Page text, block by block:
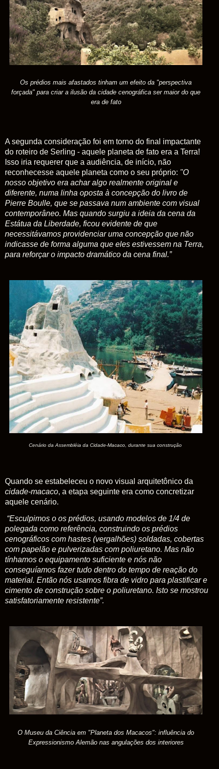
Os prédios mais afastados tinham um efeito da "perspectiva
forçada" para criar a ilusão da cidade cenográfica ser maior do que
era de fato
A segunda consideração foi em torno do final impactante
do roteiro de Serling - aquele planeta de fato era a Terra!
Isso iria requerer que a audiência, de início, não
reconhecesse aquele planeta como o seu próprio: "O
nosso objetivo era achar algo realmente original e
diferente, numa linha oposta à concepção do livro de
Pierre Boulle, que se passava num ambiente com visual
contemporâneo. Mas quando surgiu a ideia da cena da
Estátua da Liberdade, ficou evidente de que
necessitávamos providenciar uma concepção que não
indicasse de forma alguma que eles estivessem na Terra,
para reforçar o impacto dramático da cena final.”
Cenário da Assembléia da Cidade-Macaco, durante sua construção
Quando se estabeleceu o novo visual arquitetônico da
cidade-macaco, a etapa seguinte era como concretizar
aquele cenário.
“Esculpimos o os prédios, usando modelos de 1/4 de
polegada como referência, construindo os prédios
cenográficos com hastes (vergalhões) soldadas, cobertas
com papelão e pulverizadas com poliuretano. Mas não
tínhamos o equipamento suficiente e nós não
conseguíamos fazer tudo dentro do tempo de reação do
material. Então nós usamos fibra de vidro para plastificar e
cimento de construção sobre o poliuretano. Isto se mostrou
satisfatoriamente resistente”.
O Museu da Ciência em "Planeta dos Macacos": influência do
Expressionismo Alemão nas angulações dos interiores